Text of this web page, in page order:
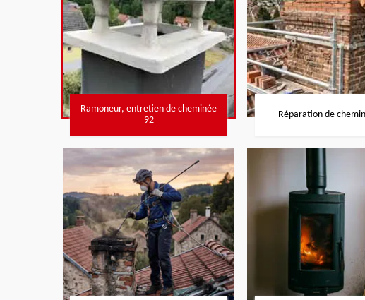
Ramoneur, entretien de cheminée
92
Réparation de